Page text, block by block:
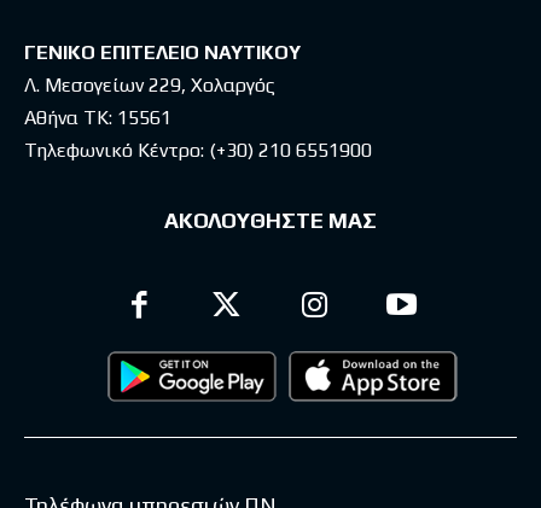
ΓΕΝΙΚΟ ΕΠΙΤΕΛΕΙΟ ΝΑΥΤΙΚΟΥ
Λ. Μεσογείων 229, Χολαργός
Αθήνα ΤΚ: 15561
Τηλεφωνικό Κέντρο: (+30) 210 6551900
ΑΚΟΛΟΥΘΗΣΤΕ ΜΑΣ